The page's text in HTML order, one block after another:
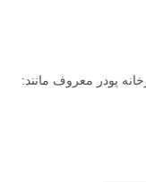
پودر معروف مانند: